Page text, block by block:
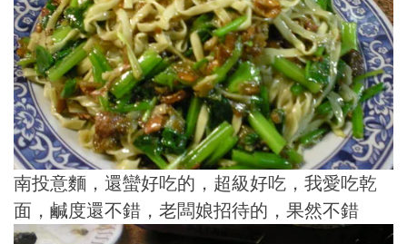
南投意麵，還蠻好吃的，超級好吃，我愛吃乾
面，鹹度還不錯，老闆娘招待的，果然不錯